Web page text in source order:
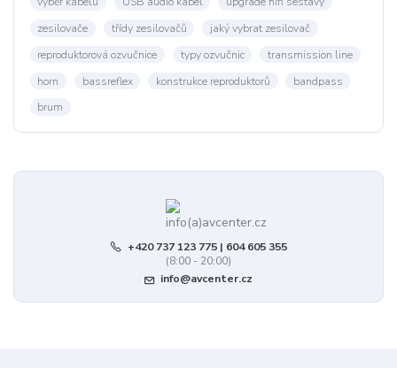
zesilovače
třídy zesilovačů
jaký vybrat zesilovač
reproduktorová ozvučnice
typy ozvučnic
transmission line
horn
bassreflex konstrukce reproduktorů
bandpass
brum
+420 737 123 775 | 604 605 355
(8:00 - 20:00)
info@avcenter.cz